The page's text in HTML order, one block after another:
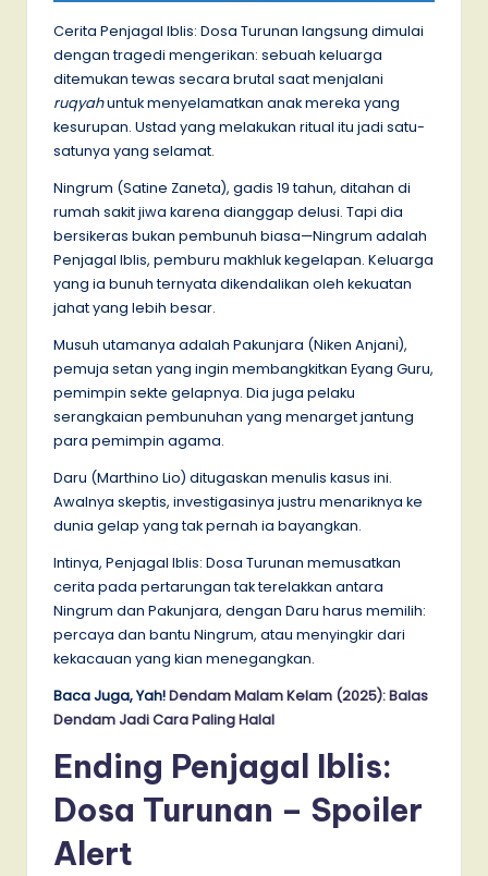
Cerita Penjagal Iblis: Dosa Turunan langsung dimulai
dengan tragedi mengerikan: sebuah keluarga
ditemukan tewas secara brutal saat menjalani
ruqyahuntuk menyelamatkan anak mereka yang
kesurupan. Ustad yang melakukan ritual itu jadi satu-
satunya yang selamat.
Ningrum (Satine Zaneta), gadis 19 tahun, ditahan di
rumah sakit jiwa karena dianggap delusi. Tapi dia
bersikeras bukan pembunuh biasa—Ningrum adalah
Penjagal Iblis, pemburu makhluk kegelapan. Keluarga
yang ia bunuh ternyata dikendalikan oleh kekuatan
jahat yang lebih besar.
Musuh utamanya adalah Pakunjara (Niken Anjani),
pemuja setan yang ingin membangkitkan Eyang Guru,
pemimpin sekte gelapnya. Dia juga pelaku
serangkaian pembunuhan yang menarget jantung
para pemimpin agama.
Daru (Marthino Lio) ditugaskan menulis kasus ini.
Awalnya skeptis, investigasinya justru menariknya ke
dunia gelap yang tak pernah ia bayangkan.
Intinya, Penjagal Iblis: Dosa Turunan memusatkan
cerita pada pertarungan tak terelakkan antara
Ningrum dan Pakunjara, dengan Daru harus memilih:
percaya dan bantu Ningrum, atau menyingkir dari
kekacauan yang kian menegangkan.
Baca Juga, Yah!Dendam Malam Kelam (2025): Balas
Dendam Jadi Cara Paling Halal
Ending Penjagal Iblis:
Dosa Turunan – Spoiler
Alert